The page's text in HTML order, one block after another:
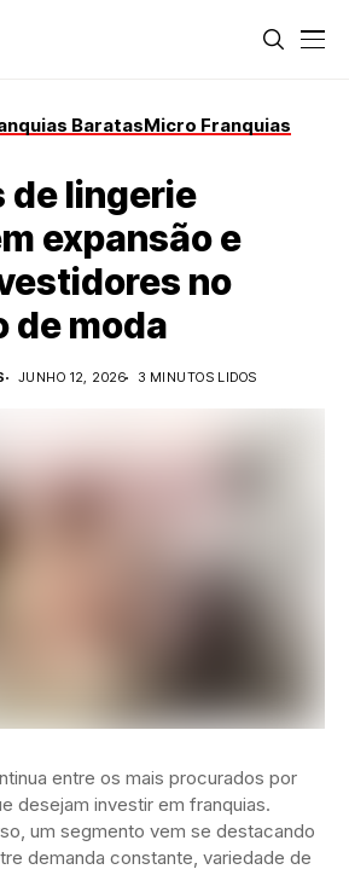
BaratasMicro Franquias
de lingerie
expansão e
no
de moda
JUNHO 12, 2026
3 MINUTOS LIDOS
entre os mais procurados por
desejam investir em franquias.
um segmento vem se destacando
demanda constante, variedade de